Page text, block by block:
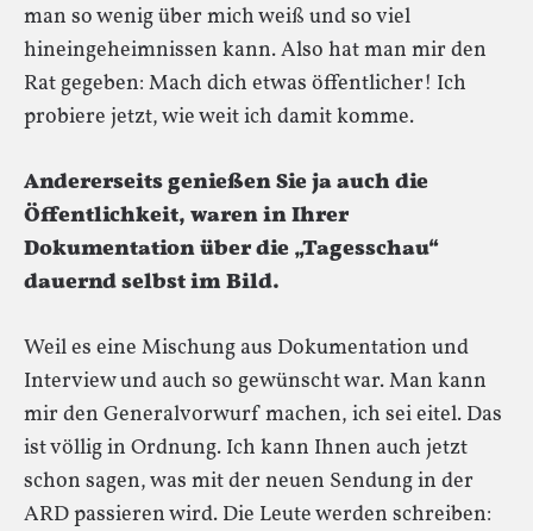
man so wenig über mich weiß und so viel
hineingeheimnissen kann. Also hat man mir den
Rat gegeben: Mach dich etwas öffentlicher! Ich
probiere jetzt, wie weit ich damit komme.
Andererseits genießen Sie ja auch die
Öffentlichkeit, waren in Ihrer
Dokumentation über die „Tagesschau“
dauernd selbst im Bild.
Weil es eine Mischung aus Dokumentation und
Interview und auch so gewünscht war. Man kann
mir den Generalvorwurf machen, ich sei eitel. Das
ist völlig in Ordnung. Ich kann Ihnen auch jetzt
schon sagen, was mit der neuen Sendung in der
ARD passieren wird. Die Leute werden schreiben: